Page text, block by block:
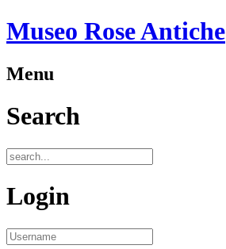
Museo Rose Antiche
Menu
Search
Login